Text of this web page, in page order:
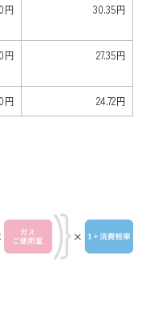
よくある質問
円 30.35円
円 27.35円
円 24.72円